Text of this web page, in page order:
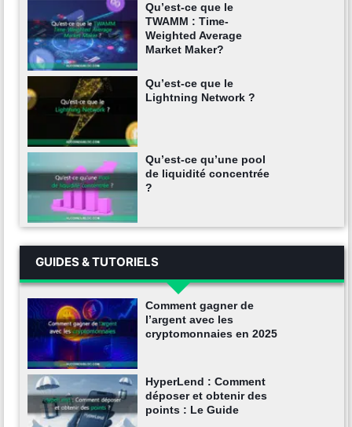
Qu’est-ce que le
TWAMM : Time-
Weighted Average
Market Maker?
Qu’est-ce que le
Lightning Network ?
Qu’est-ce qu’une pool
de liquidité concentrée
?
GUIDES & TUTORIELS
Comment gagner de
l’argent avec les
cryptomonnaies en 2025
HyperLend : Comment
déposer et obtenir des
points : Le Guide